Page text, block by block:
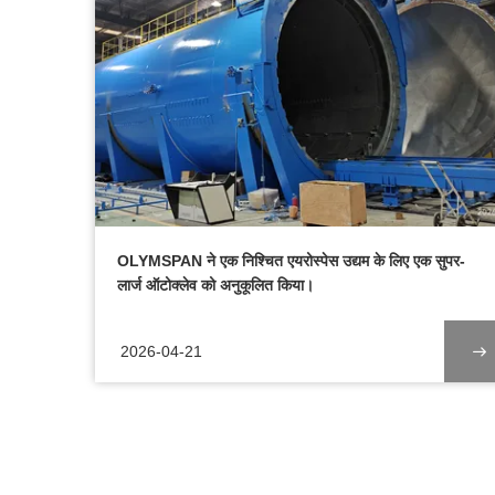
OLYMSPAN ने एक निश्चित एयरोस्पेस उद्यम के लिए एक सुपर-
लार्ज ऑटोक्लेव को अनुकूलित किया।
2026-04-21